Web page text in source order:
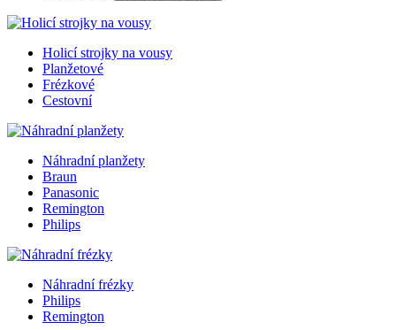
Holicí strojky na vousy
Planžetové
Frézkové
Cestovní
Náhradní planžety
Braun
Panasonic
Remington
Philips
Náhradní frézky
Philips
Remington